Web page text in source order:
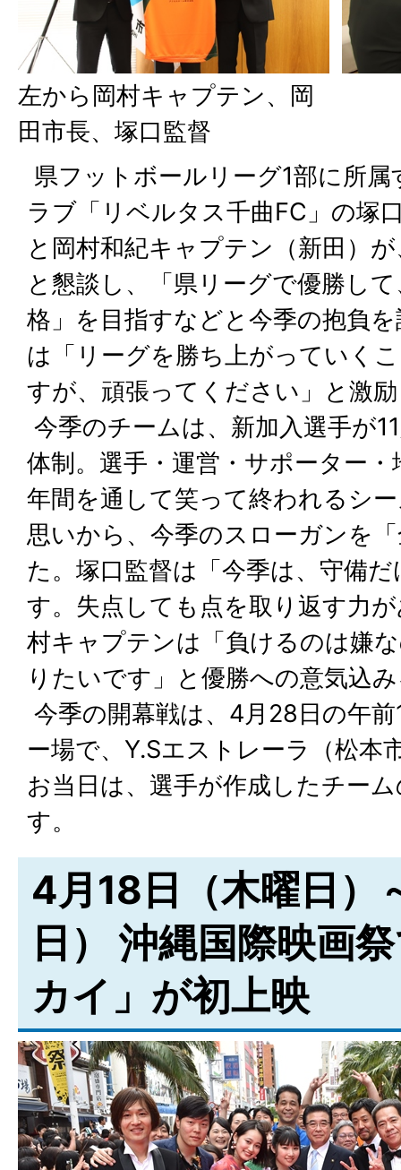
左から岡村キャプテン、岡
田市長、塚口監督
県フットボールリーグ1部に所
ラブ「リベルタス千曲FC」の塚
と岡村和紀キャプテン（新田）
と懇談し、「県リーグで優勝し
格」を目指すなどと今季の抱負
は「リーグを勝ち上がっていく
すが、頑張ってください」と激
今季のチームは、新加入選手が
体制。選手・運営・サポーター
年間を通して笑って終われるシ
思いから、今季のスローガンを
た。塚口監督は「今季は、守備
す。失点しても点を取り返す力
村キャプテンは「負けるのは嫌
りたいです」と優勝への意気込
今季の開幕戦は、4月28日の午
ー場で、Y.Sエストレーラ（松本
お当日は、選手が作成したチー
す。
4月18日（木曜日）
日） 沖縄国際映画
カイ」が初上映